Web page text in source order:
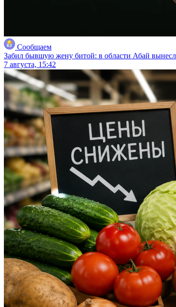
Сообщаем
Забил бывшую жену битой: в области Абай
7 августа, 15:42